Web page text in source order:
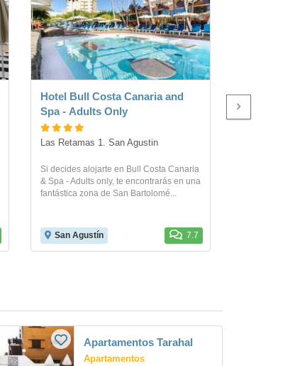
Hotel Bull Costa Canaria and
Spa - Adults Only
Las Retamas 1. San Agustin
Si decides alojarte en Bull Costa Canaria
& Spa - Adults only, te encontrarás en una
fantástica zona de San Bartolomé...
San Agustín 7.7
Apartamentos Tarahal
Apartamentos